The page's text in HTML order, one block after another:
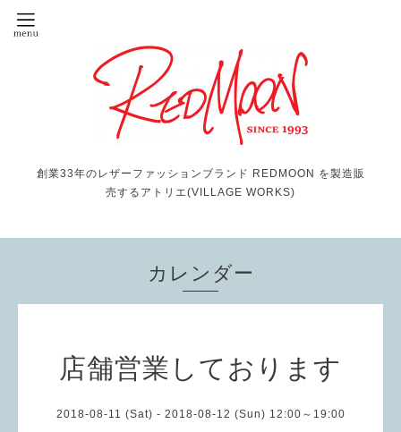
創業33年のレザーファッションブランド REDMOON を製造販
売するアトリエ(VILLAGE WORKS)
カレンダー
店舗営業しております
2018-08-11 (Sat) - 2018-08-12 (Sun) 12:00～19:00